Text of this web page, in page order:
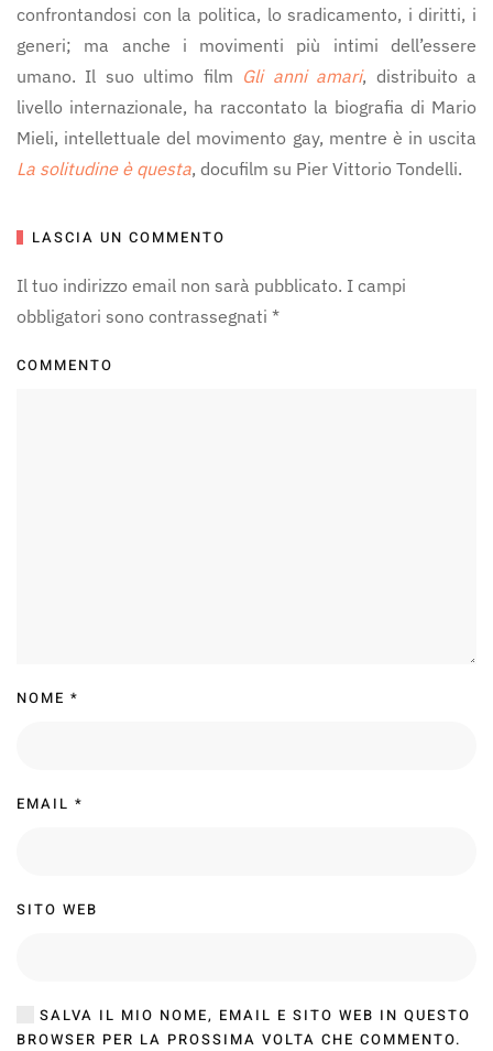
confrontandosi con la politica, lo sradicamento, i diritti, i
generi; ma anche i movimenti più intimi dell’essere
umano. Il suo ultimo film Gli anni amari, distribuito a
livello internazionale, ha raccontato la biografia di Mario
Mieli, intellettuale del movimento gay, mentre è in uscita
La solitudineè questa, docufilm su Pier Vittorio Tondelli.
LASCIA UN COMMENTO
Il tuo indirizzo email non sarà pubblicato. I campi
obbligatori sono contrassegnati *
COMMENTO
NOME *
EMAIL *
SITO WEB
SALVA IL MIO NOME, EMAIL E SITO WEB IN QUESTO
BROWSER PER LA PROSSIMA VOLTA CHE COMMENTO.